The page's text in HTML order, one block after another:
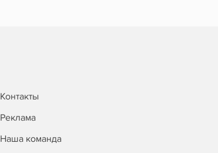
Контакты
Реклама
Наша команда